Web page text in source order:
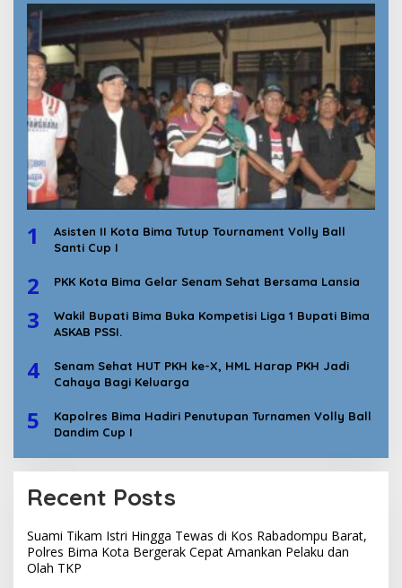
1
Asisten II Kota Bima Tutup Tournament Volly Ball
Santi Cup I
2 PKK Kota Bima Gelar Senam Sehat Bersama Lansia
3
Wakil Bupati Bima Buka Kompetisi Liga 1 Bupati Bima
ASKAB PSSI.
4
Senam Sehat HUT PKH ke-X, HML Harap PKH Jadi
Cahaya Bagi Keluarga
5
Kapolres Bima Hadiri Penutupan Turnamen Volly Ball
Dandim Cup I
Recent Posts
Suami Tikam Istri Hingga Tewas di Kos Rabadompu Barat,
Polres Bima Kota Bergerak Cepat Amankan Pelaku dan
Olah TKP